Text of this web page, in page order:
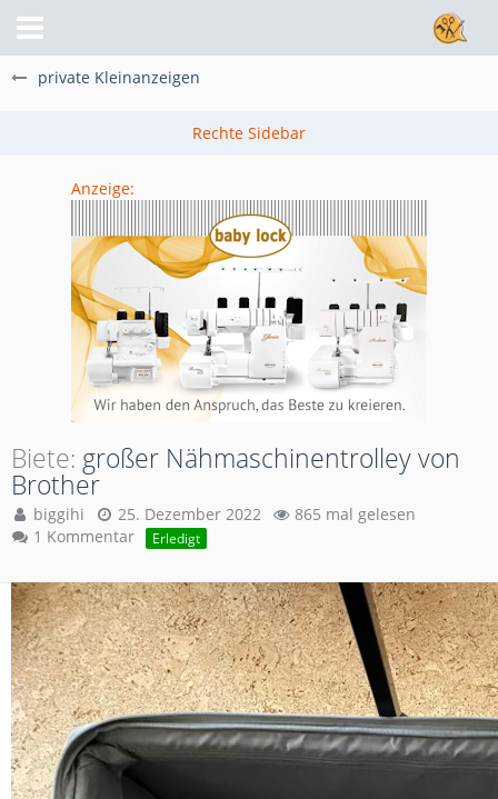
private Kleinanzeigen
Anzeige:
Biete großer Nähmaschinentrolley von
Brother
biggihi 25. Dezember 2022
865 mal gelesen
1 Kommentar
Erledigt